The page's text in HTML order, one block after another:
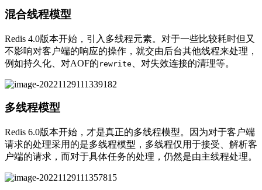
混合线程模型
Redis 4.0版本开始，引入多线程元素。对于一些比较耗时但又
不影响对客户端的响应的操作，就交由后台其他线程来处理，
例如持久化、对AOF的 rewrite 、对失效连接的清理等。
多线程模型
Redis 6.0版本开始，才是真正的多线程模型。因为对于客户端
请求的处理采用的是多线程模型，多线程仅用于接受、解析客
户端的请求，而对于具体任务的处理，仍然是由主线程处理。